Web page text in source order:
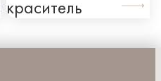
краситель